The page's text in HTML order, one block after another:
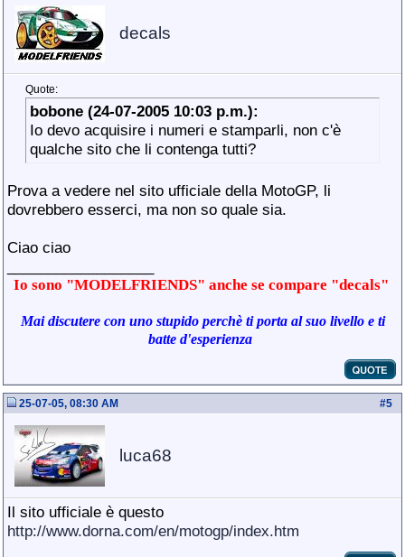
decals
Quote:
bobone (24-07-2005 10:03 p.m.):
Io devo acquisire i numeri e stamparli, non c'è
qualche sito che li contenga tutti?
Prova a vedere nel sito ufficiale della MotoGP, li
dovrebbero esserci, ma non so quale sia.
Ciao ciao
Io sono "MODELFRIENDS" anche se compare "decals"
Mai discutere con uno stupido perchè ti porta al suo livello e ti
batte d'esperienza
#5
25-07-05, 08:30 AM
luca68
Il sito ufficiale è questo
http://www.dorna.com/en/motogp/index.htm